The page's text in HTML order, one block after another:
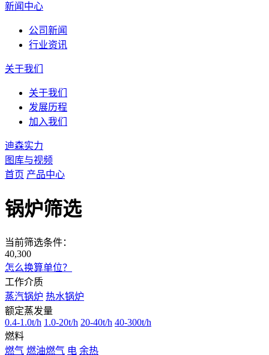
新闻中心
公司新闻
行业资讯
关于我们
关于我们
发展历程
加入我们
迪森实力
图库与视频
首页 产品中心
锅炉筛选
当前筛选条件：
40,300
怎么换算单位？
工作介质
蒸汽锅炉 热水锅炉
额定蒸发量
0.4-1.0t/h 1.0-20t/h 20-40t/h 40-300t/h
燃料
燃气 燃油燃气 电 余热